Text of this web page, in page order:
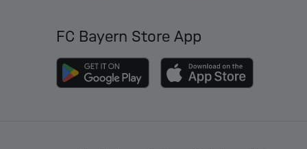
FC Bayern Store App